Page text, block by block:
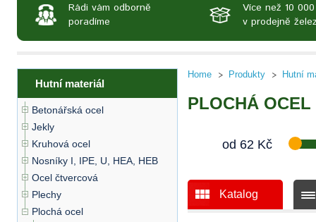
Rádi vám odborně
poradíme
Více než 10
v prodejně
Hutní materiál
Betonářská ocel
Jekly
Kruhová ocel
Nosníky I, IPE, U, HEA, HEB
Ocel čtvercová
Plechy
Plochá ocel
Home Produkty Hutní
PLOCHÁ OCEL
od 62 Kč
Katalog